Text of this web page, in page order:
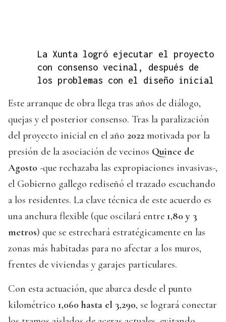
La Xunta logró ejecutar el proyecto
con consenso vecinal, después de
los problemas con el diseño inicial
Este arranque de obra llega tras años de diálogo,
quejas y el posterior consenso. Tras la paralización
del proyecto inicial en el año 2022 motivada por la
presión de la asociación de vecinos Quince de
Agosto -que rechazaba las expropiaciones invasivas-,
el Gobierno gallego rediseñó el trazado escuchando
a los residentes. La clave técnica de este acuerdo es
una anchura flexible (que oscilará entre 1,80 y 3
metros) que se estrechará estratégicamente en las
zonas más habitadas para no afectar a los muros,
frentes de viviendas y garajes particulares.
Con esta actuación, que abarca desde el punto
kilométrico 1,060 hasta el 3,290, se logrará conectar